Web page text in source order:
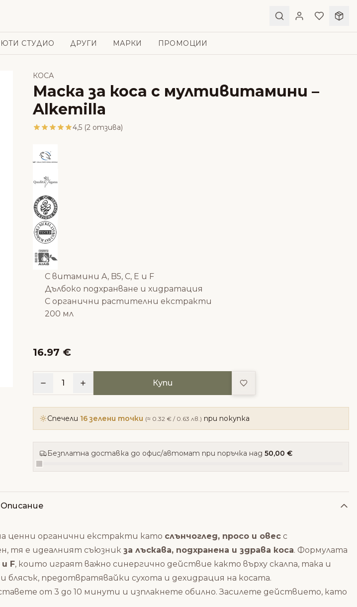
СТУДИО ДРУГИ МАРКИ ПРОМОЦИИ
КОСА
Маска за коса с мултивитамини –
Alkemilla
4,5 (2 отзива)
С витамини A, B5, C, E и F
Дълбоко подхранване и хидратация
С органични растителни екстракти
200 мл
16.97 €
1 Купи Добави в любими
Спечели 16 зелени точки (≈ 0.32 € / 0.63 лв.) при покупка
Безплатна доставка до офис/автомат при поръчка над 50,00 €
Описание
ценни органични екстракти като слънчоглед, просо и овес с
тя е идеалният съюзник за лъскава, подхранена и здрава коса. Формулата
F, които играят важно синергично действие както върху скалпа, така и
блясък, предотвратявайки сухота и дехидрация на косата.
от 3 до 10 минути и изплакнете обилно. Засилете действието, като